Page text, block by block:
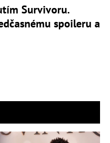
Survivoru.
spoileru a